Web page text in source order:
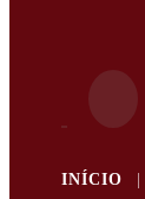
INÍCIO